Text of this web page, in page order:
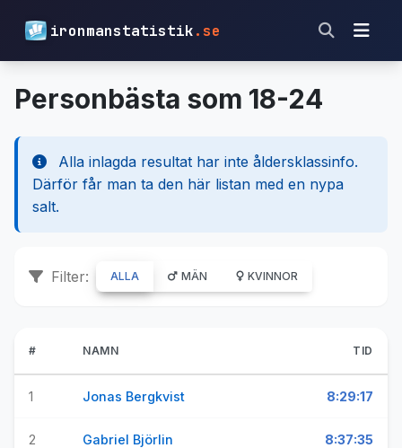
ironmanstatistik.se
Personbästa som 18-24
Alla inlagda resultat har inte åldersklassinfo.
Därför får man ta den här listan med en nypa
salt.
Filter: ALLA MÄN KVINNOR
# NAMN TID
1 Jonas Bergkvist 8:29:17
2 Gabriel Björlin 8:37:35